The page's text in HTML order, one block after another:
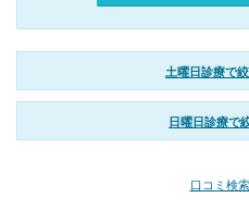
土曜日診療で
日曜日診療で
口コミ検